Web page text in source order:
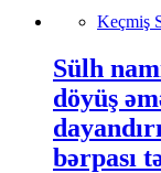
Keçmiş
Sülh
döyüş
bərpası